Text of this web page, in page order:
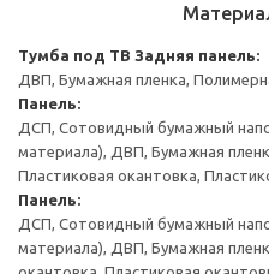
Тумба под ТВ Задняя панель:
ДВП, Бумажная пленка,
Панель:
ДСП, Сотовидный бумажный
материала), ДВП, Бумажная
Пластиковая окантовка,
Панель:
ДСП, Сотовидный бумажный
материала), ДВП, Бумажная